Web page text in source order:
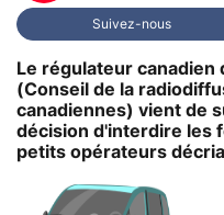
Suivez-nous
Le régulateur canadien
(Conseil de la
canadiennes) vient de
décision d'interdire les
petits opérateurs